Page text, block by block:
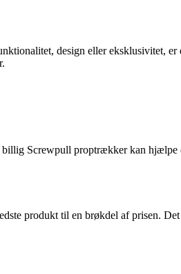
design eller eksklusivitet, er
Screwpull proptrækker kan hjælpe
produkt til en brøkdel af prisen.